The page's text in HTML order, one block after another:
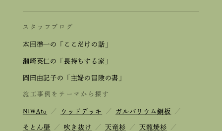
スタッフブログ
本田準一の「ここだけの話」
瀬崎英仁の「長持ちする家」
岡田由記子の「主婦の冒険の書」
施工事例をテーマから探す
NIWAto ／ ウッドデッキ ／ ガルバリウム鋼板 ／
そとん壁 ／ 吹き抜け ／ 天竜杉 ／ 天龍焼杉 ／